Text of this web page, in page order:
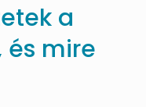
a
és mire